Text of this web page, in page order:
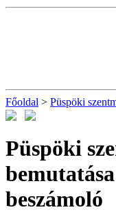
Főoldal > Püspöki
Püspöki
beszámoló